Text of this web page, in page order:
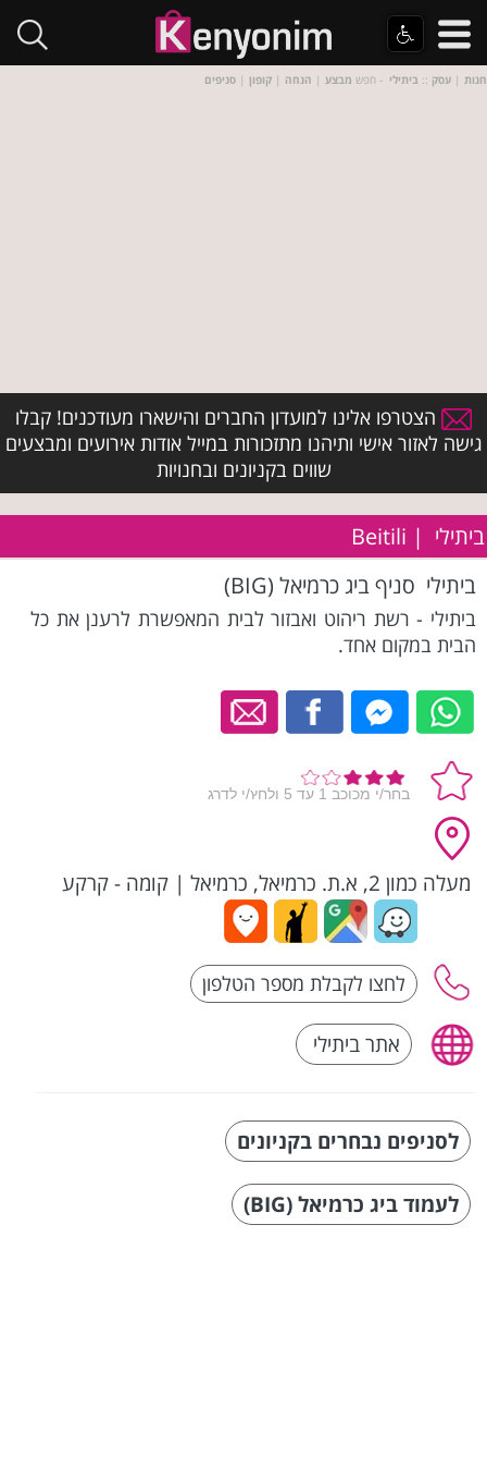
חנות | עסק :: ביתילי - חפש מבצע | הנחה | קופון | סניפים
הצטרפו אלינו למועדון החברים והישארו מעודכנים! קבלו
גישה לאזור אישי ותיהנו מתזכורות במייל אודות אירועים ומבצעים
שווים בקניונים ובחנויות
ביתילי | Beitili
ביתילי סניף ביג כרמיאל (BIG)
ביתילי - רשת ריהוט ואבזור לבית המאפשרת לרענן את כל
הבית במקום אחד.
מעלה כמון 2, א.ת. כרמיאל, כרמיאל | קומה - קרקע
אתר ביתילי
לסניפים נבחרים בקניונים
לעמוד ביג כרמיאל (BIG)